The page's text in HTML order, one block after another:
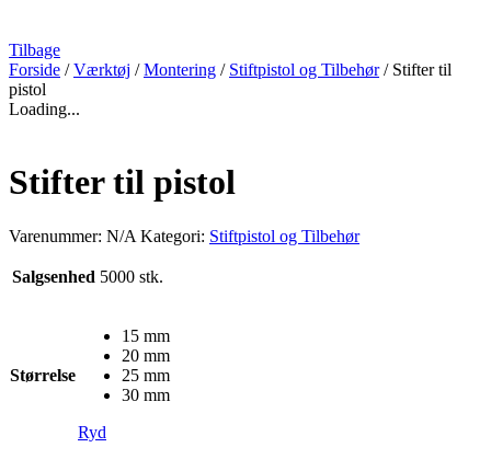
Tilbage
Forside /Værktøj /Montering / Stiftpistol og Tilbehør/ Stifter til
pistol
Loading...
Stifter til pistol
Varenummer: N/A Kategori: Stiftpistol og Tilbehør
Salgsenhed 5000 stk.
Størrelse
15 mm
20 mm
25 mm
30 mm
Ryd